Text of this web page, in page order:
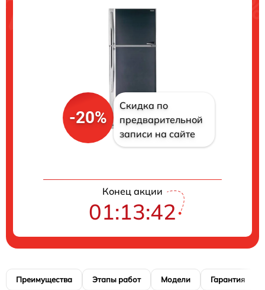
-20%
Скидка по
предварительной
записи на сайте
Конец акции
01:13:41
Преимущества Этапы работ Модели Гарантия